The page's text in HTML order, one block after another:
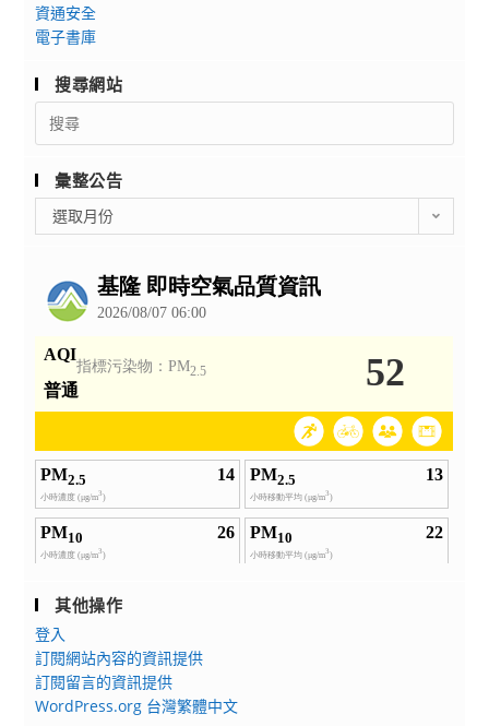
資通安全
電子書庫
搜尋網站
Search
for:
彙整公告
整
選取月份
其他操作
登入
訂閱網站內容的資訊提供
訂閱留言的資訊提供
WordPress.org 台灣繁體中文